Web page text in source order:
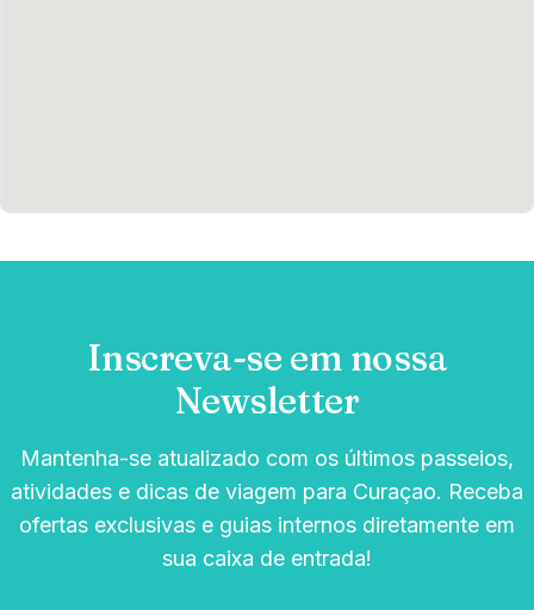
Inscreva-se em nossa
Newsletter
Mantenha-se atualizado com os últimos passeios,
atividades e dicas de viagem para Curaçao. Receba
ofertas exclusivas e guias internos diretamente em
sua caixa de entrada!